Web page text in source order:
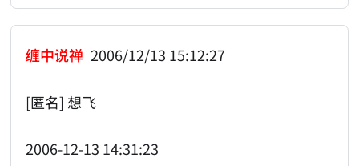
缠中说禅 2006/12/13 15:12:27
[匿名] 想飞
2006-12-13 14:31:23